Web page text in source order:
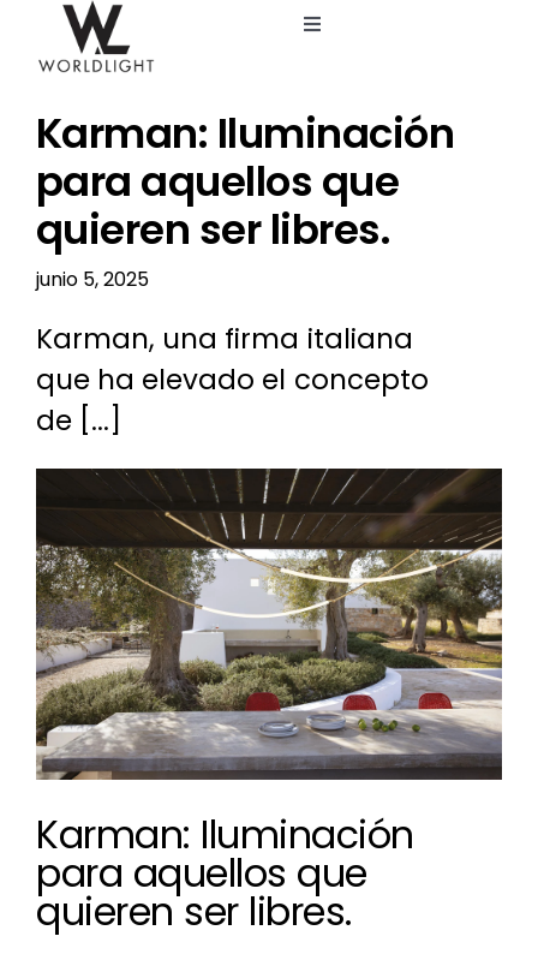
contenido
Toggle
Catálogo
Blog
Nosotros
Karman: Iluminación
para aquellos que
quieren ser libres.
junio 5, 2025
Karman, una firma italiana
que ha elevado el concepto
de [...]
imagen
más
grande
Karman: Iluminación
para aquellos que
quieren ser libres.